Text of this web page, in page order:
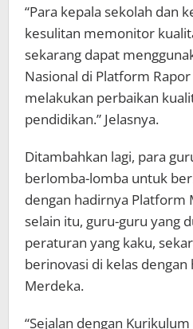
“Para kepala sekolah dan
kesulitan memonitor
sekarang dapat
Nasional di Platform
melakukan perbaikan
pendidikan.” Jelasnya.
Ditambahkan lagi, para
berlomba-lomba untuk
dengan hadirnya Platform
selain itu, guru-guru yang
peraturan yang kaku,
berinovasi di kelas
Merdeka.
“Sejalan dengan